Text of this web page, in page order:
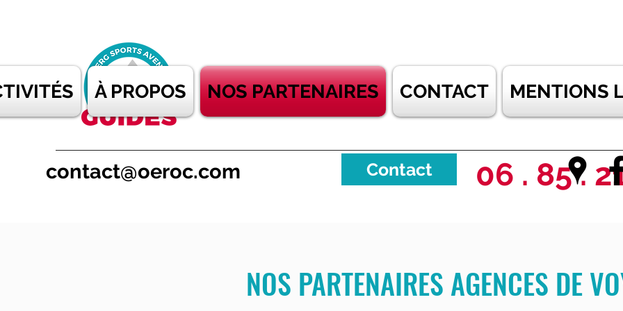
À PROPOS NOS PARTENAIRES CONTACT MENTIONS
contact@oeroc.com Contact 06 . 85 .
NOS PARTENAIRES AGENCES DE